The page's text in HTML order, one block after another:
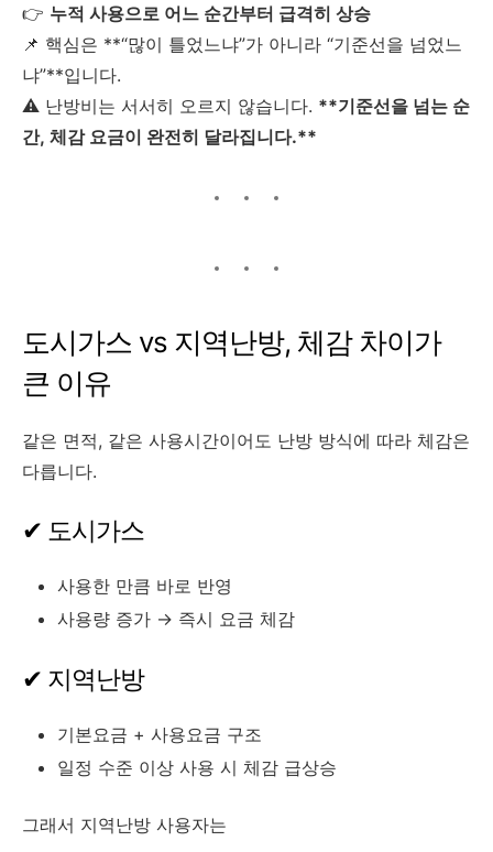
👉 누적 사용으로 어느 순간부터 급격히 상승
📌 핵심은 **“많이 틀었느냐”가 아니라 “기준선을 넘었느
냐”**입니다.
⚠️ 난방비는 서서히 오르지 않습니다. **기준선을 넘는 순
간, 체감 요금이 완전히 달라집니다.**
도시가스 vs 지역난방, 체감 차이가
큰 이유
같은 면적, 같은 사용시간이어도 난방 방식에 따라 체감은
다릅니다.
✔ 도시가스
사용한 만큼 바로 반영
사용량 증가 → 즉시 요금 체감
✔ 지역난방
기본요금 + 사용요금 구조
일정 수준 이상 사용 시 체감 급상승
그래서 지역난방 사용자는